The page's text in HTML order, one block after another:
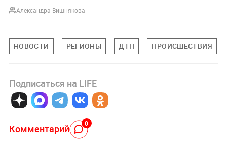
Александра Вишнякова
НОВОСТИ РЕГИОНЫ ДТП ПРОИСШЕСТВИЯ
Подписаться на LIFE
Комментарий 0